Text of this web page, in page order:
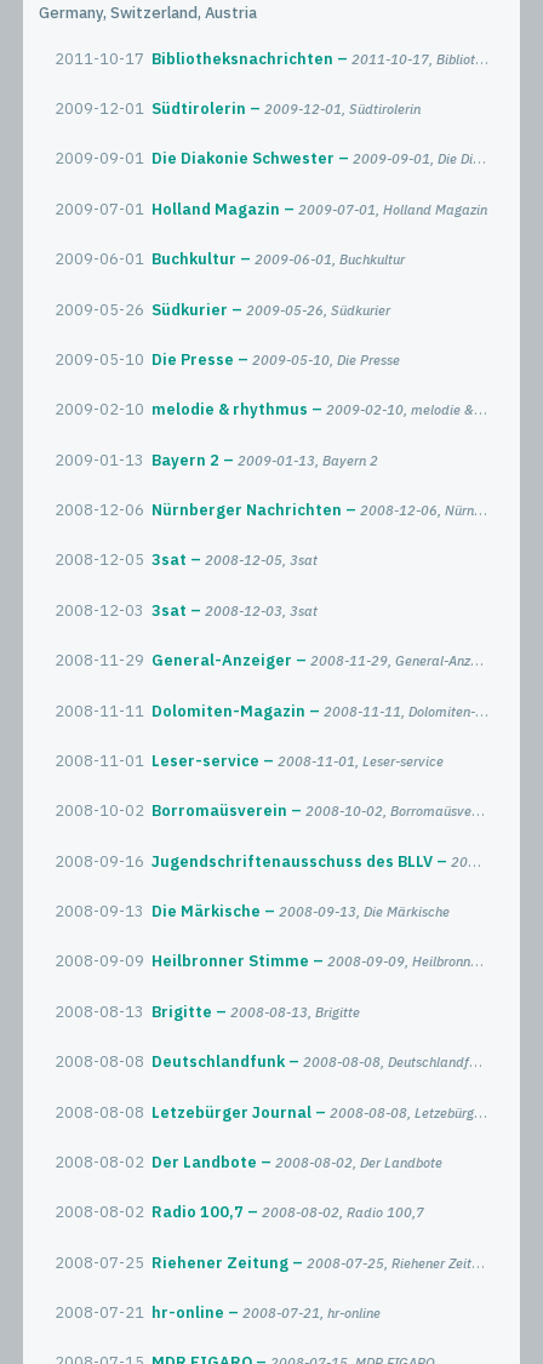
Germany, Switzerland, Austria
2011-10-17 Bibliotheksnachrichten 2011-10-17, Bibliotheksnachrichten
2009-12-01 Südtirolerin 2009-12-01, Südtirolerin
2009-09-01 Die Diakonie Schwester 2009-09-01, Die Diakonie Schwester
2009-07-01 Holland Magazin 2009-07-01, Holland Magazin
2009-06-01 Buchkultur 2009-06-01, Buchkultur
2009-05-26 Südkurier 2009-05-26, Südkurier
2009-05-10 Die Presse 2009-05-10, Die Presse
2009-02-10 melodie & rhythmus 2009-02-10, melodie & rhythmus
2009-01-13 Bayern 2 2009-01-13, Bayern 2
2008-12-06 Nürnberger Nachrichten 2008-12-06, Nürnberger Nachrichten
2008-12-05 3sat 2008-12-05, 3sat
2008-12-03 3sat 2008-12-03, 3sat
2008-11-29 General-Anzeiger 2008-11-29, General-Anzeiger
2008-11-11 Dolomiten-Magazin 2008-11-11, Dolomiten-Magazin
2008-11-01 Leser-service 2008-11-01, Leser-service
2008-10-02 Borromaüsverein 2008-10-02, Borromaüsverein
2008-09-16 Jugendschriftenausschuss des BLLV 2008-09-16, Jugendschriftenausschuss des BLLV
2008-09-13 Die Märkische 2008-09-13, Die Märkische
2008-09-09 Heilbronner Stimme 2008-09-09, Heilbronner Stimme
2008-08-13 Brigitte 2008-08-13, Brigitte
2008-08-08 Deutschlandfunk 2008-08-08, Deutschlandfunk
2008-08-08 Letzebürger Journal 2008-08-08, Letzebürger Journal
2008-08-02 Der Landbote 2008-08-02, Der Landbote
2008-08-02 Radio 100,7 2008-08-02, Radio 100,7
2008-07-25 Riehener Zeitung 2008-07-25, Riehener Zeitung
2008-07-21 hr-online 2008-07-21, hr-online